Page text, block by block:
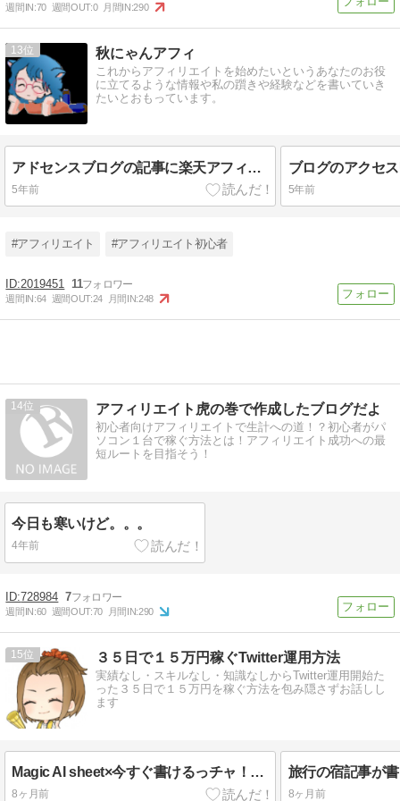
週間IN:70 週間OUT:0 月間IN:290
13 秋にゃんアフィ
これからアフィリエイトを始めたいというあなたのお役
に立てるような情報や私の躓きや経験などを書いていき
たいとおもっています。
アドセンスブログの記事に楽天アフィリエイトを絡める！
5年前 5年前
#アフィリエイト #アフィリエイト初心者
2019451 11
週間IN:64 週間OUT:24 月間IN:248
14 アフィリエイト虎の巻で作成したブログだよ
初心者向けアフィリエイトで生計への道！？初心者がパ
ソコン１台で稼ぐ方法とは！アフィリエイト成功への最
短ルートを目指そう！
今日も寒いけど。。。
4年前
728984 7
週間IN:60 週間OUT:70 月間IN:290
15 ３５日で１５万円稼ぐTwitter運用方法
実績なし・スキルなし・知識なしからTwitter運用開始た
った３５日で１５万円を稼ぐ方法を包み隠さずお話しし
ます
Magic AI sheet×今すぐ書けるっチャ！の活用方法
8ヶ月前 8ヶ月前